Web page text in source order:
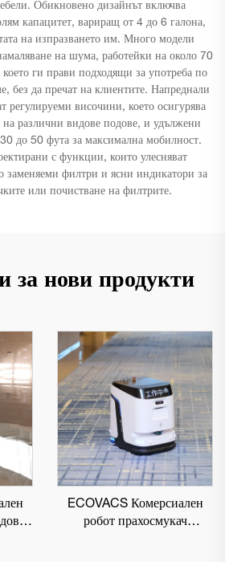
Обикновено дизайнът включва
капацитет, вариращ от 4 до 6 галона,
на изпразването им. Много модели
на шума, работейки на около 70
ги прави подходящи за употреба по
без да пречат на клиентите. Напреднали
регулируеми височини, което осигурява
на различни видове подове, и удължени
до 50 фута за максимална мобилност.
с функции, които улесняват
заменяеми филтри и ясни индикатори за
или почистване на филтрите.
за нови продукти
ECOVACS Комерсиален
робот прахосмукач